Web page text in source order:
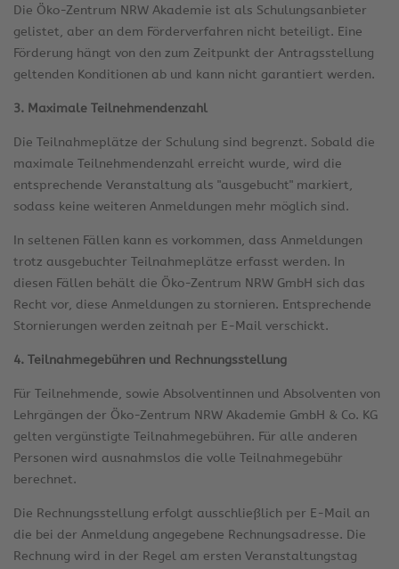
Die Öko-Zentrum NRW Akademie ist als Schulungsanbieter
gelistet, aber an dem Förderverfahren nicht beteiligt. Eine
Förderung hängt von den zum Zeitpunkt der Antragsstellung
geltenden Konditionen ab und kann nicht garantiert werden.
3. Maximale Teilnehmendenzahl
Die Teilnahmeplätze der Schulung sind begrenzt. Sobald die
maximale Teilnehmendenzahl erreicht wurde, wird die
entsprechende Veranstaltung als "ausgebucht" markiert,
sodass keine weiteren Anmeldungen mehr möglich sind.
In seltenen Fällen kann es vorkommen, dass Anmeldungen
trotz ausgebuchter Teilnahmeplätze erfasst werden. In
diesen Fällen behält die Öko-Zentrum NRW GmbH sich das
Recht vor, diese Anmeldungen zu stornieren. Entsprechende
Stornierungen werden zeitnah per E-Mail verschickt.
4. Teilnahmegebühren und Rechnungsstellung
Für Teilnehmende, sowie Absolventinnen und Absolventen von
Lehrgängen der Öko-Zentrum NRW Akademie GmbH & Co. KG
gelten vergünstigte Teilnahmegebühren. Für alle anderen
Personen wird ausnahmslos die volle Teilnahmegebühr
berechnet.
Die Rechnungsstellung erfolgt ausschließlich per E-Mail an
die bei der Anmeldung angegebene Rechnungsadresse. Die
Rechnung wird in der Regel am ersten Veranstaltungstag